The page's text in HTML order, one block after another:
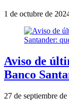
1 de octubre de
Aviso de
Banco
27 de septiembre